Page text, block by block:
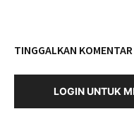
TINGGALKAN KOMENTAR
LOGIN UNTUK